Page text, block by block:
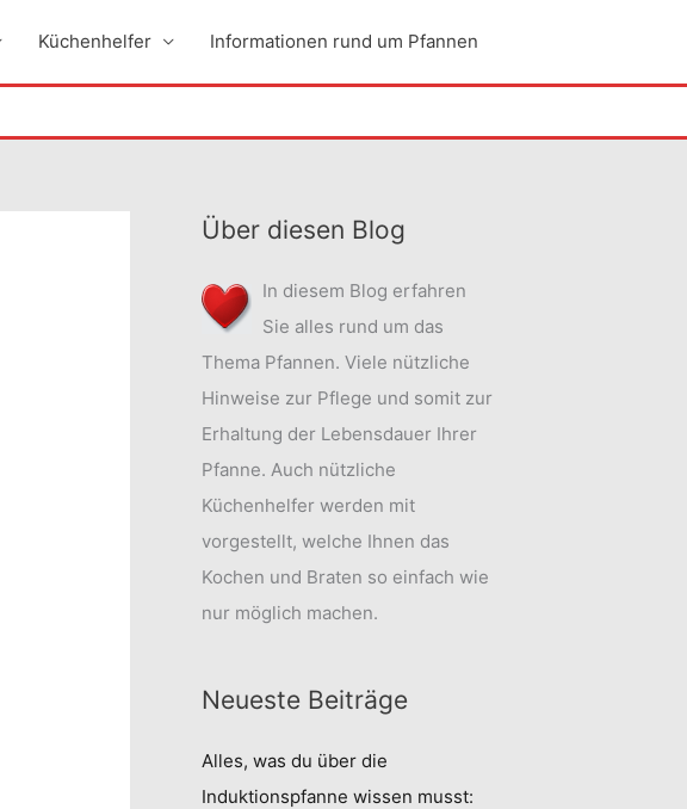
Küchenhelfer Informationen rund um Pfannen
Über diesen Blog
In diesem Blog erfahren
Sie alles rund um das
Thema Pfannen. Viele nützliche
Hinweise zur Pflege und somit zur
Erhaltung der Lebensdauer Ihrer
Pfanne. Auch nützliche
Küchenhelfer werden mit
vorgestellt, welche Ihnen das
Kochen und Braten so einfach wie
nur möglich machen.
Neueste Beiträge
Alles, was du über die
Induktionspfanne wissen musst: